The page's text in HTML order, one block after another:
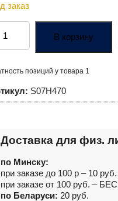
заказ
В корзину
позиций у товара 1
S07H470
Доставка для физ.
по Минску:
при заказе до 100 р – 10 руб.
при заказе от 100 руб. –
по Беларуси: 20 руб.